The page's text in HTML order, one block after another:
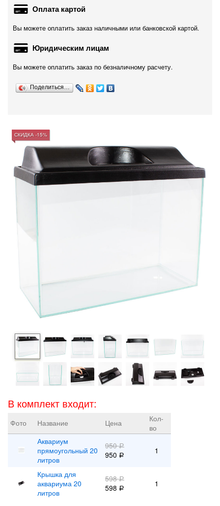
Оплата картой
Вы можете оплатить заказ наличными или банковской картой.
Юридическим лицам
Вы можете оплатить заказ по безналичному расчету.
Поделиться…
СКИДКА -15%
В комплект входит:
Фото Название Цена
Кол-
во
Аквариум
прямоугольный 20
литров
950Р
950 Р 1
Крышка для
аквариума 20
литров
598Р
598 Р 1